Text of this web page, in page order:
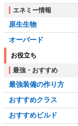
エネミー情報
原生生物
オーバード
お役立ち
最強・おすすめ
最強装備の作り方
おすすめクラス
おすすめビルド